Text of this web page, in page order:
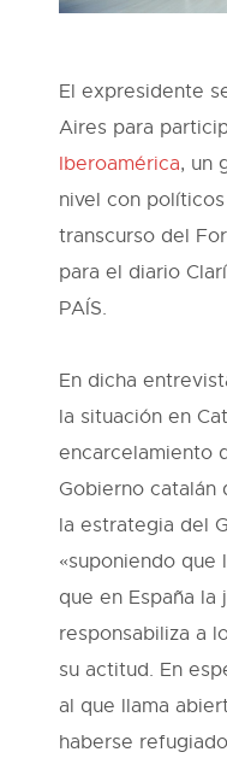
El expresidente
Aires para
Iberoamérica, un
nivel con
transcurso del
para el diario
PAÍS.
En dicha
la situación en
encarcelamiento
Gobierno
la estrategia del
«suponiendo que
que en España
responsabiliza a
su actitud. En
al que llama
haberse